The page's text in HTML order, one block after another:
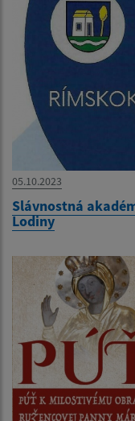
05.10.2023
Slávnostná
Lodiny